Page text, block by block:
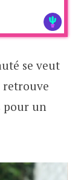
se veut
retrouve
pour un